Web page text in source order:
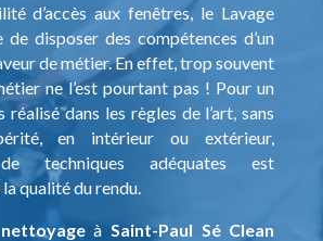
d’accès aux fenêtres, le Lavage
de disposer des compétences d’un
de métier. En effet, trop souvent
ne l’est pourtant pas ! Pour un
réalisé dans les règles de l’art, sans
en intérieur ou extérieur,
de techniques adéquates est
qualité du rendu.
nettoyageà Saint-Paul Sé Clean